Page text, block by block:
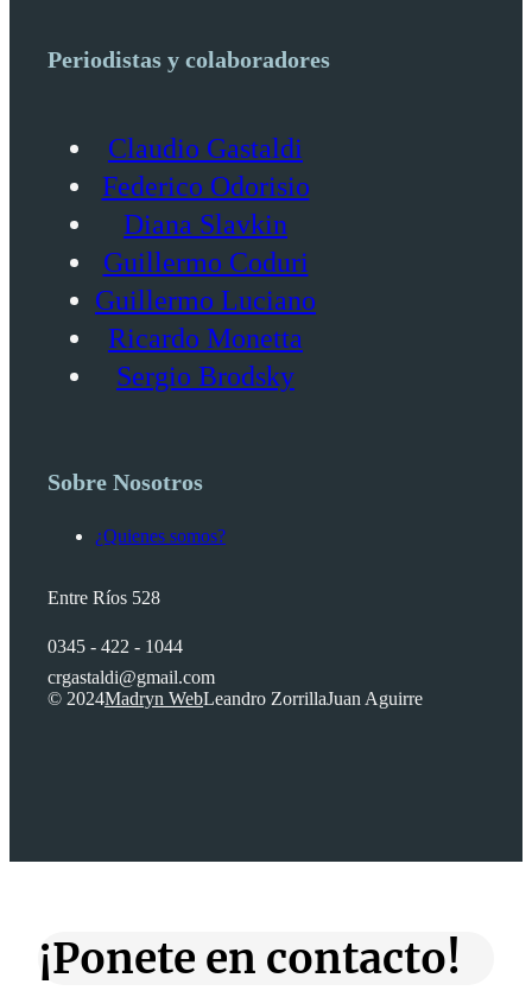
Periodistas y colaboradores
Claudio Gastaldi
Federico Odorisio
Diana Slavkin
Guillermo Coduri
Guillermo Luciano
Ricardo Monetta
Sergio Brodsky
Sobre Nosotros
¿Quienes somos?
Entre Ríos 528
0345 - 422 - 1044
crgastaldi@gmail.com
© 2024Madryn WebLeandro ZorrillaJuan Aguirre
¡Ponete en contacto!